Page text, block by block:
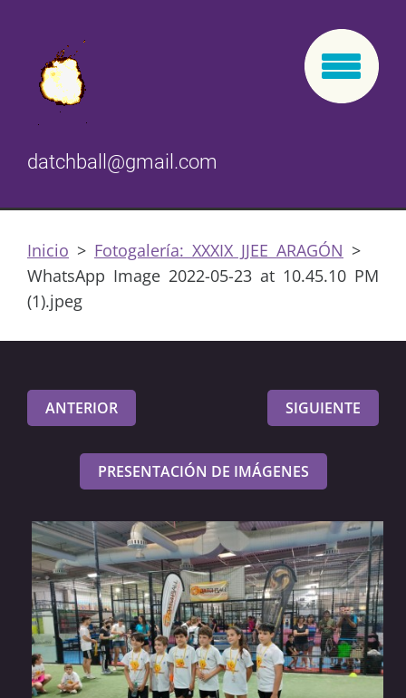
datchball@gmail.com
Inicio > Fotogalería: XXXIX JJEE ARAGÓN >
WhatsApp Image 2022-05-23 at 10.45.10 PM
(1).jpeg
ANTERIOR SIGUIENTE
PRESENTACIÓN DE IMÁGENES